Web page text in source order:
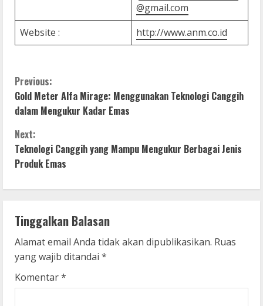
@gmail.com
Website :
http://www.anm.co.id
C
o
n
t
i
n
u
e
R
Previous:
Gold Meter Alfa Mirage: Menggunakan Teknologi Canggih
dalam Mengukur Kadar Emas
Next:
Teknologi Canggih yang Mampu Mengukur Berbagai Jenis
Produk Emas
Tinggalkan Balasan
Alamat email Anda tidak akan dipublikasikan. Ruas
yang wajib ditandai *
Komentar*